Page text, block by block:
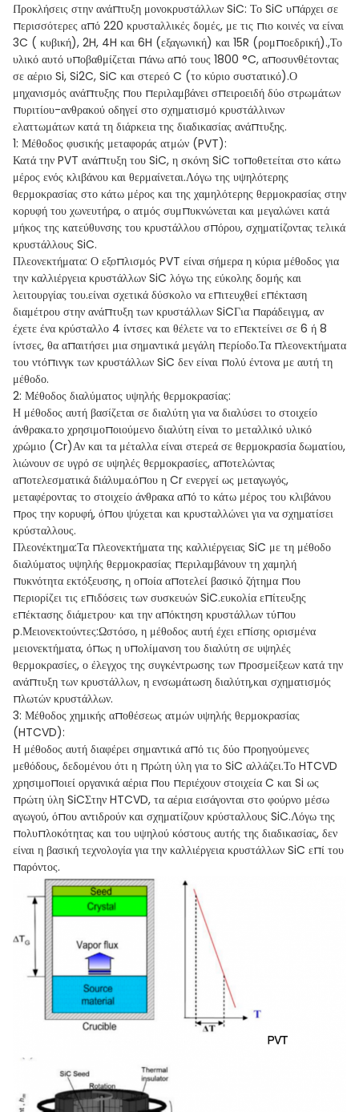
Προκλήσεις στην ανάπτυξη μονοκρυστάλλων SiC: Το SiC υπάρχει σε
περισσότερες από 220 κρυσταλλικές δομές, με τις πιο κοινές να είναι
3C ( κυβική), 2H, 4H και 6H (εξαγωνική) και 15R (ρομποεδρική).,Το
υλικό αυτό υποβαθμίζεται πάνω από τους 1800 °C, αποσυνθέτοντας
σε αέριο Si, Si2C, SiC και στερεό C (το κύριο συστατικό).Ο
μηχανισμός ανάπτυξης που περιλαμβάνει σπειροειδή δύο στρωμάτων
πυριτίου-ανθρακού οδηγεί στο σχηματισμό κρυστάλλινων
ελαττωμάτων κατά τη διάρκεια της διαδικασίας ανάπτυξης.
1: Μέθοδος φυσικής μεταφοράς ατμών (PVT):
Κατά την PVT ανάπτυξη του SiC, η σκόνη SiC τοποθετείται στο κάτω
μέρος ενός κλιβάνου και θερμαίνεται.Λόγω της υψηλότερης
θερμοκρασίας στο κάτω μέρος και της χαμηλότερης θερμοκρασίας στην
κορυφή του χωνευτήρα, ο ατμός συμπυκνώνεται και μεγαλώνει κατά
μήκος της κατεύθυνσης του κρυστάλλου σπόρου, σχηματίζοντας τελικά
κρυστάλλους SiC.
Πλεονεκτήματα: Ο εξοπλισμός PVT είναι σήμερα η κύρια μέθοδος για
την καλλιέργεια κρυστάλλων SiC λόγω της εύκολης δομής και
λειτουργίας του.είναι σχετικά δύσκολο να επιτευχθεί επέκταση
διαμέτρου στην ανάπτυξη των κρυστάλλων SiCΓια παράδειγμα, αν
έχετε ένα κρύσταλλο 4 ίντσες και θέλετε να το επεκτείνει σε 6 ή 8
ίντσες, θα απαιτήσει μια σημαντικά μεγάλη περίοδο.Τα πλεονεκτήματα
του ντόπινγκ των κρυστάλλων SiC δεν είναι πολύ έντονα με αυτή τη
μέθοδο.
2: Μέθοδος διαλύματος υψηλής θερμοκρασίας:
Η μέθοδος αυτή βασίζεται σε διαλύτη για να διαλύσει το στοιχείο
άνθρακα.το χρησιμοποιούμενο διαλύτη είναι το μεταλλικό υλικό
χρώμιο (Cr)Αν και τα μέταλλα είναι στερεά σε θερμοκρασία δωματίου,
λιώνουν σε υγρό σε υψηλές θερμοκρασίες, αποτελώντας
αποτελεσματικά διάλυμα.όπου η Cr ενεργεί ως μεταγωγός,
μεταφέροντας το στοιχείο άνθρακα από το κάτω μέρος του κλιβάνου
προς την κορυφή, όπου ψύχεται και κρυσταλλώνει για να σχηματίσει
κρύσταλλους.
Πλεονέκτημα:Τα πλεονεκτήματα της καλλιέργειας SiC με τη μέθοδο
διαλύματος υψηλής θερμοκρασίας περιλαμβάνουν τη χαμηλή
πυκνότητα εκτόξευσης, η οποία αποτελεί βασικό ζήτημα που
περιορίζει τις επιδόσεις των συσκευών SiC.ευκολία επίτευξης
επέκτασης διάμετρου· και την απόκτηση κρυστάλλων τύπου
p.Μειονεκτούντες:Ωστόσο, η μέθοδος αυτή έχει επίσης ορισμένα
μειονεκτήματα, όπως η υπολίμανση του διαλύτη σε υψηλές
θερμοκρασίες, ο έλεγχος της συγκέντρωσης των προσμείξεων κατά την
ανάπτυξη των κρυστάλλων, η ενσωμάτωση διαλύτη,και σχηματισμός
πλωτών κρυστάλλων.
3: Μέθοδος χημικής αποθέσεως ατμών υψηλής θερμοκρασίας
(HTCVD):
Η μέθοδος αυτή διαφέρει σημαντικά από τις δύο προηγούμενες
μεθόδους, δεδομένου ότι η πρώτη ύλη για το SiC αλλάζει.Το HTCVD
χρησιμοποιεί οργανικά αέρια που περιέχουν στοιχεία C και Si ως
πρώτη ύλη SiCΣτην HTCVD, τα αέρια εισάγονται στο φούρνο μέσω
αγωγού, όπου αντιδρούν και σχηματίζουν κρύσταλλους SiC.Λόγω της
πολυπλοκότητας και του υψηλού κόστους αυτής της διαδικασίας, δεν
είναι η βασική τεχνολογία για την καλλιέργεια κρυστάλλων SiC επί του
παρόντος.